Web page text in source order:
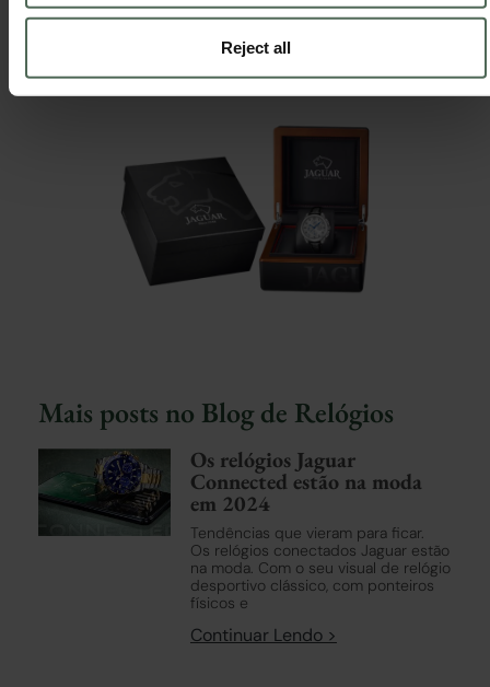
which can be accurate to within several meters
Identify your device by actively scanning it for
Find out more about how your personal data is processed
details section
We use cookies to personalise content and ads, to provide
social media features and to analyse our traffic. We also
share information about your use of our site with our social
media, advertising and analytics partners who may combine
it with other information that you’ve provided to them or that
Reject all
Mais posts no Blog de Relógios
Os relógios Jaguar
Connected estão na moda
em 2024
Tendências que vieram para ficar.
Os relógios conectados Jaguar estão
na moda. Com o seu visual de relógio
desportivo clássico, com ponteiros
físicos e
Continuar Lendo >